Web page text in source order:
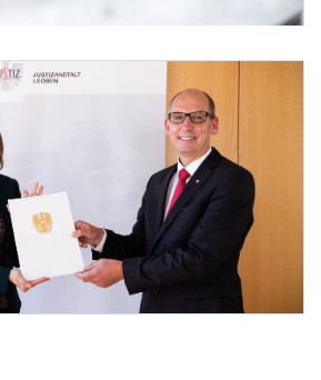
anlässlich Dekretüberreichung Mag. Peßl